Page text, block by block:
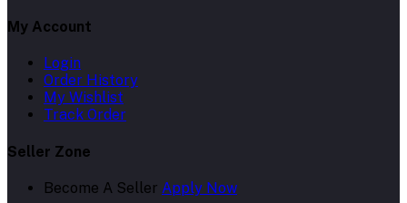
My Account
Login
Order History
My Wishlist
Track Order
Seller Zone
Become A Seller Apply Now